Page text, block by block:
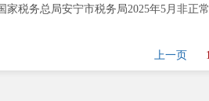
家税务总局安宁市税务局2025年5月非正
上一页